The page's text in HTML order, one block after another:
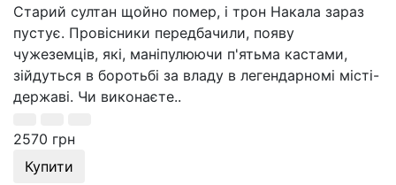
Старий султан щойно помер, і трон Накала зараз
пустує. Провісники передбачили, появу
чужеземців, які, маніпулюючи п'ятьма кастами,
зійдуться в боротьбі за владу в легендарномі місті-
державі. Чи виконаєте..
2570 грн
Купити